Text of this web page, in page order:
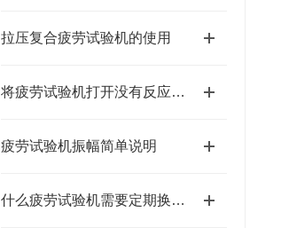
拉压复合疲劳试验机的使用
将疲劳试验机打开没有反应怎么回事？
疲劳试验机振幅简单说明
什么疲劳试验机需要定期换伺服阀